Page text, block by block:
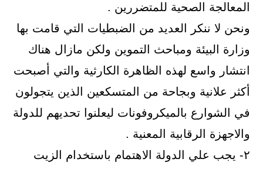
المعالجة الصحية للمتضررين .
ونحن لا ننكر العديد من الضبطيات التي قامت بها
وزارة البيئة ومباحث التموين ولكن مازال هناك
انتشار واسع لهذه الظاهرة الكارثية والتي أصبحت
أكثر علانية وبجاحة من المتسكعين الذين يتجولون
في الشوارع بالميكروفونات ليعلنوا تحديهم للدولة
والاجهزة الرقابية المعنية .
٢- يجب علي الدولة الاهتمام باستخدام الزيت